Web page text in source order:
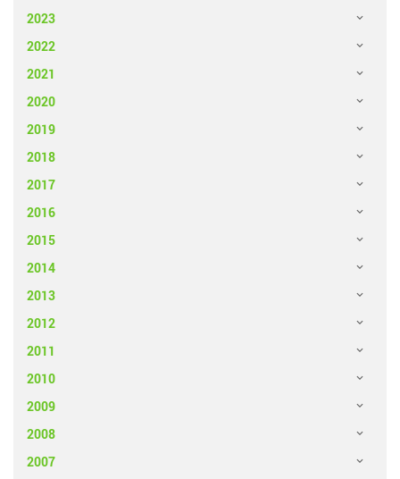
2023
2022
2021
2020
2019
2018
2017
2016
2015
2014
2013
2012
2011
2010
2009
2008
2007